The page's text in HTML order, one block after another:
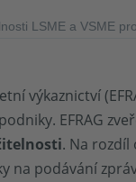
LSME a VSME
výkaznictví
EFRAG
. Na rozdíl
na podávání